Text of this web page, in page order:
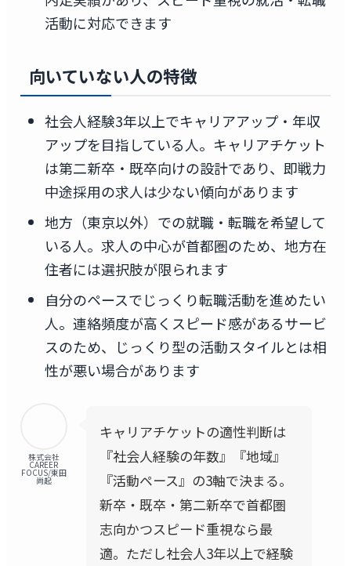
活動に対応できます
向いていない人の特徴
社会人経験3年以上でキャリアアップ・年収
アップを目指している人。キャリアチケット
は第二新卒・既卒向けの設計であり、即戦力
中途採用の求人は少ない傾向があります
地方（東京以外）での就職・転職を希望して
いる人。求人の中心が首都圏のため、地方在
住者には選択肢が限られます
自分のペースでじっくり転職活動を進めたい
人。連絡頻度が高くスピード感があるサービ
スのため、じっくり型の活動スタイルとは相
性が悪い場合があります
株式会社
CAREER
FOCUS/東田
尚起
キャリアチケットの適性判断は
『社会人経験の年数』『地域』
『活動ペース』の3軸で決まる。
新卒・既卒・第二新卒で首都圏
志向かつスピード重視なら最
適。ただし社会人3年以上で経験